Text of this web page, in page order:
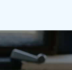
11月
8月